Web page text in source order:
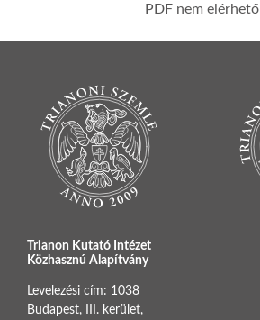
PDF nem elérhető
Trianon Kutató Intézet
Közhasznú Alapítvány
Levelezési cím: 1038
Budapest, III. kerület,